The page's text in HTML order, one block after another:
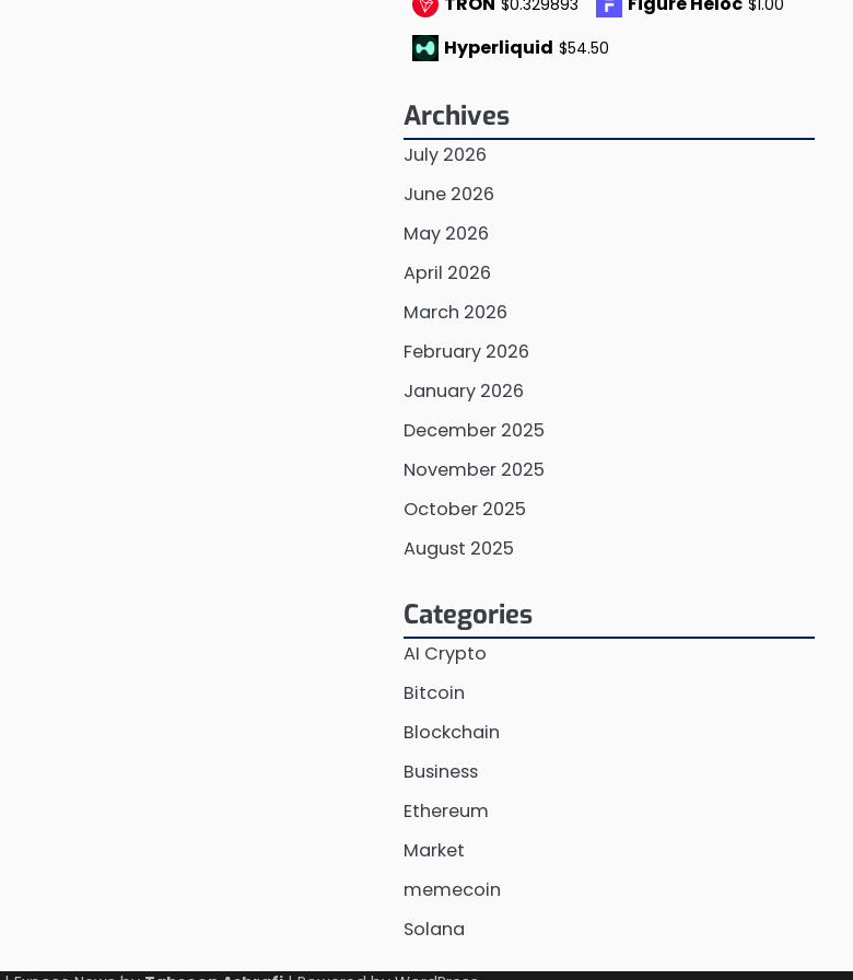
Hyperliquid $54.50
Archives
July 2026
June 2026
May 2026
April 2026
March 2026
February 2026
January 2026
December 2025
November 2025
October 2025
August 2025
Categories
AI Crypto
Bitcoin
Blockchain
Business
Ethereum
Market
memecoin
Solana